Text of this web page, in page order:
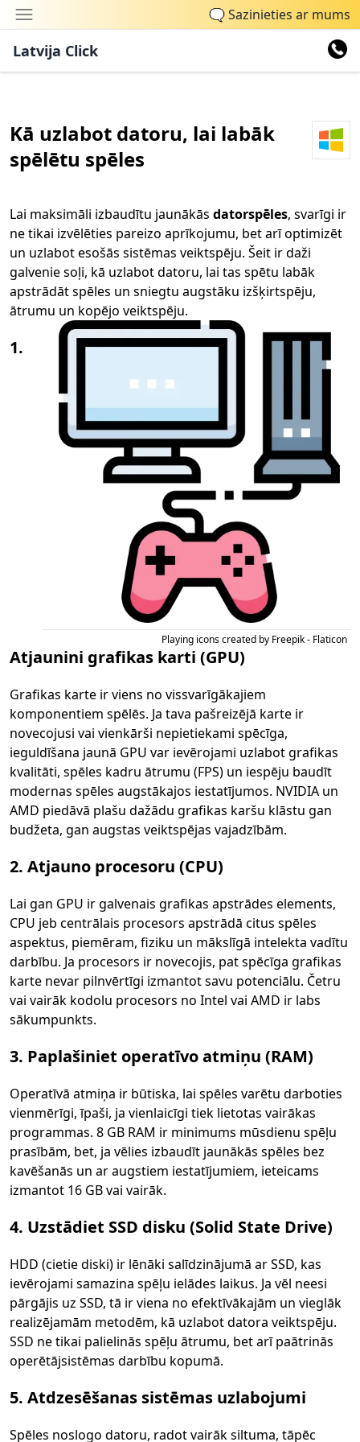
🗨Sazinieties ar mums
Latvija Click
Kā uzlabot datoru, lai labāk
spēlētu spēles
Lai maksimāli izbaudītu jaunākās datorspēles, svarīgi ir
ne tikai izvēlēties pareizo aprīkojumu, bet arī optimizēt
un uzlabot esošās sistēmas veiktspēju. Šeit ir daži
galvenie soļi, kā uzlabot datoru, lai tas spētu labāk
apstrādāt spēles un sniegtu augstāku izšķirtspēju,
ātrumu un kopējo veiktspēju.
Playing icons created by Freepik - Flaticon
1.
Atjaunini grafikas karti (GPU)
Grafikas karte ir viens no vissvarīgākajiem
komponentiem spēlēs. Ja tava pašreizējā karte ir
novecojusi vai vienkārši nepietiekami spēcīga,
ieguldīšana jaunā GPU var ievērojami uzlabot grafikas
kvalitāti, spēles kadru ātrumu (FPS) un iespēju baudīt
modernas spēles augstākajos iestatījumos. NVIDIA un
AMD piedāvā plašu dažādu grafikas karšu klāstu gan
budžeta, gan augstas veiktspējas vajadzībām.
2. Atjauno procesoru (CPU)
Lai gan GPU ir galvenais grafikas apstrādes elements,
CPU jeb centrālais procesors apstrādā citus spēles
aspektus, piemēram, fiziku un mākslīgā intelekta vadītu
darbību. Ja procesors ir novecojis, pat spēcīga grafikas
karte nevar pilnvērtīgi izmantot savu potenciālu. Četru
vai vairāk kodolu procesors no Intel vai AMD ir labs
sākumpunkts.
3. Paplašiniet operatīvo atmiņu (RAM)
Operatīvā atmiņa ir būtiska, lai spēles varētu darboties
vienmērīgi, īpaši, ja vienlaicīgi tiek lietotas vairākas
programmas. 8 GB RAM ir minimums mūsdienu spēļu
prasībām, bet, ja vēlies izbaudīt jaunākās spēles bez
kavēšanās un ar augstiem iestatījumiem, ieteicams
izmantot 16 GB vai vairāk.
4. Uzstādiet SSD disku (Solid State Drive)
HDD (cietie diski) ir lēnāki salīdzinājumā ar SSD, kas
ievērojami samazina spēļu ielādes laikus. Ja vēl neesi
pārgājis uz SSD, tā ir viena no efektīvākajām un vieglāk
realizējamām metodēm, kā uzlabot datora veiktspēju.
SSD ne tikai palielinās spēļu ātrumu, bet arī paātrinās
operētājsistēmas darbību kopumā.
5. Atdzesēšanas sistēmas uzlabojumi
Spēles noslogo datoru, radot vairāk siltuma, tāpēc